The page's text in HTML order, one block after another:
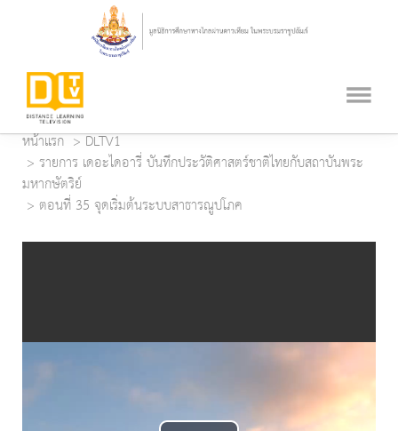
หน้าแรก
DLTV1
รายการ เดอะไดอารี่ บันทึกประวัติศาสตร์ชาติไทยกับสถาบันพระ
มหากษัตริย์
ตอนที่ 35 จุดเริ่มต้นระบบสาธารณูปโภค